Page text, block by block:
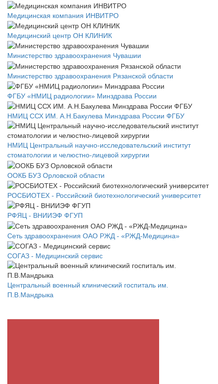
Медицинская компания ИНВИТРО
Медицинский центр ОН КЛИНИК
Министерство здравоохранения Чувашии
Министерство здравоохранения Рязанской области
ФГБУ «НМИЦ радиологии» Минздрава России
НМИЦ ССХ ИМ. А.Н.Бакулева Минздрава России ФГБУ
НМИЦ Центральный научно-исследовательский институт
стоматологии и челюстно-лицевой хирургии
ООКБ БУЗ Орловской области
РОСБИОТЕХ - Российский биотехнологический университет
РФЯЦ - ВНИИЭФ ФГУП
Сеть здравоохранения ОАО РЖД - «РЖД-Медицина»
СОГАЗ - Медицинский сервис
Центральный военный клинический госпиталь им.
П.В.Мандрыка